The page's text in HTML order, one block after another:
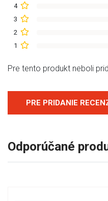
4
3
2
1
Pre tento produkt neboli
PRE PRIDANIE
Odporúčané